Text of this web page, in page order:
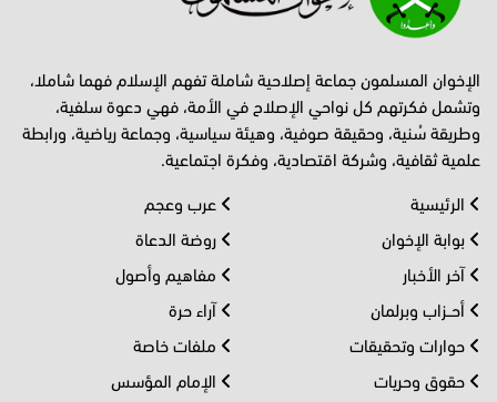
الإخوان المسلمون جماعة إصلاحية شاملة تفهم الإسلام فهما شاملا،
وتشمل فكرتهم كل نواحي الإصلاح في الأمة، فهي دعوة سلفية،
وطريقة سُنية، وحقيقة صوفية، وهيئة سياسية، وجماعة رياضية، ورابطة
علمية ثقافية، وشركة اقتصادية، وفكرة اجتماعية.
الرئيسية
بوابة الإخوان
آخر الأخبار
أحــزاب وبرلمان
حوارات وتحقيقات
حقوق وحريات
عرب وعجم
روضة الدعاة
مفاهيم وأصول
آراء حرة
ملفات خاصة
الإمام المؤسس